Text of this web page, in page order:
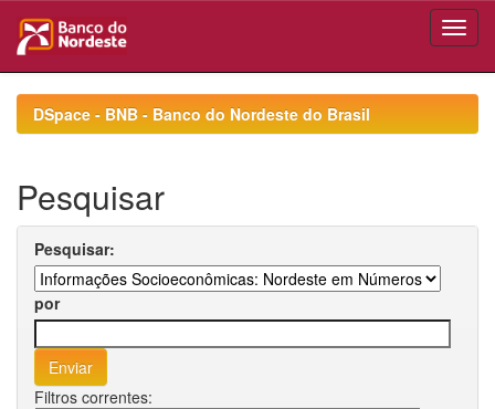
navigationDSpace - BNB - Banco do Nordeste do Brasil
Pesquisar
Pesquisar:
por
Filtros correntes: